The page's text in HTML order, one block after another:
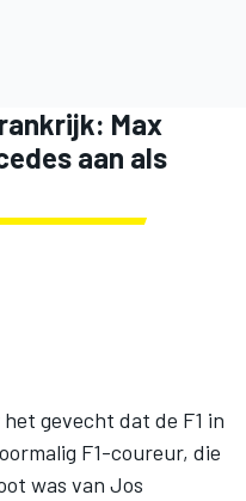
Max
aan als
gevecht dat de F1 in
F1-coureur, die
was van Jos